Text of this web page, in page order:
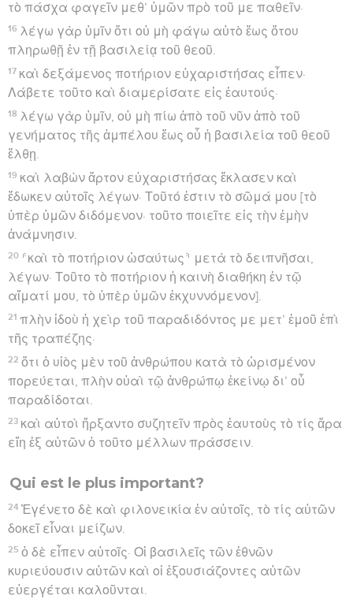
τὸ πάσχα φαγεῖν μεθ’ ὑμῶν πρὸ τοῦ με παθεῖν·
16 λέγω γὰρ ὑμῖν ὅτι οὐ μὴ φάγω αὐτὸ ἕως ὅτου
πληρωθῇ ἐν τῇ βασιλείᾳ τοῦ θεοῦ.
17 καὶ δεξάμενος ποτήριον εὐχαριστήσας εἶπεν·
Λάβετε τοῦτο καὶ διαμερίσατε εἰς ἑαυτούς·
18 λέγω γὰρ ὑμῖν, οὐ μὴ πίω ἀπὸ τοῦ νῦν ἀπὸ τοῦ
γενήματος τῆς ἀμπέλου ἕως οὗ ἡ βασιλεία τοῦ θεοῦ
ἔλθῃ.
19 καὶ λαβὼν ἄρτον εὐχαριστήσας ἔκλασεν καὶ
ἔδωκεν αὐτοῖς λέγων· Τοῦτό ἐστιν τὸ σῶμά μου [τὸ
ὑπὲρ ὑμῶν διδόμενον· τοῦτο ποιεῖτε εἰς τὴν ἐμὴν
ἀνάμνησιν.
20 ⸄καὶ τὸ ποτήριον ὡσαύτως⸅ μετὰ τὸ δειπνῆσαι,
λέγων· Τοῦτο τὸ ποτήριον ἡ καινὴ διαθήκη ἐν τῷ
αἵματί μου, τὸ ὑπὲρ ὑμῶν ἐκχυννόμενον].
21 πλὴν ἰδοὺ ἡ χεὶρ τοῦ παραδιδόντος με μετ’ ἐμοῦ ἐπὶ
τῆς τραπέζης·
22 ὅτι ὁ υἱὸς μὲν τοῦ ἀνθρώπου κατὰ τὸ ὡρισμένον
πορεύεται, πλὴν οὐαὶ τῷ ἀνθρώπῳ ἐκείνῳ δι’ οὗ
παραδίδοται.
23 καὶ αὐτοὶ ἤρξαντο συζητεῖν πρὸς ἑαυτοὺς τὸ τίς ἄρα
εἴη ἐξ αὐτῶν ὁ τοῦτο μέλλων πράσσειν.
Qui est le plus important?
24 Ἐγένετο δὲ καὶ φιλονεικία ἐν αὐτοῖς, τὸ τίς αὐτῶν
δοκεῖ εἶναι μείζων.
25 ὁ δὲ εἶπεν αὐτοῖς· Οἱ βασιλεῖς τῶν ἐθνῶν
κυριεύουσιν αὐτῶν καὶ οἱ ἐξουσιάζοντες αὐτῶν
εὐεργέται καλοῦνται.